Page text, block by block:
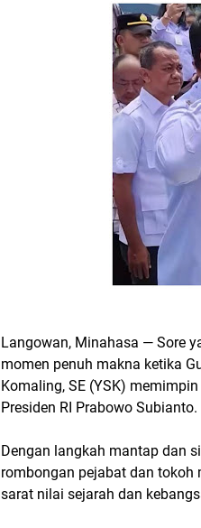
Langowan, Minahasa — Sore
momen penuh makna ketika
Komaling, SE (YSK)
Presiden RI Prabowo Subianto.
Dengan langkah mantap dan
rombongan pejabat dan tokoh
sarat nilai sejarah dan